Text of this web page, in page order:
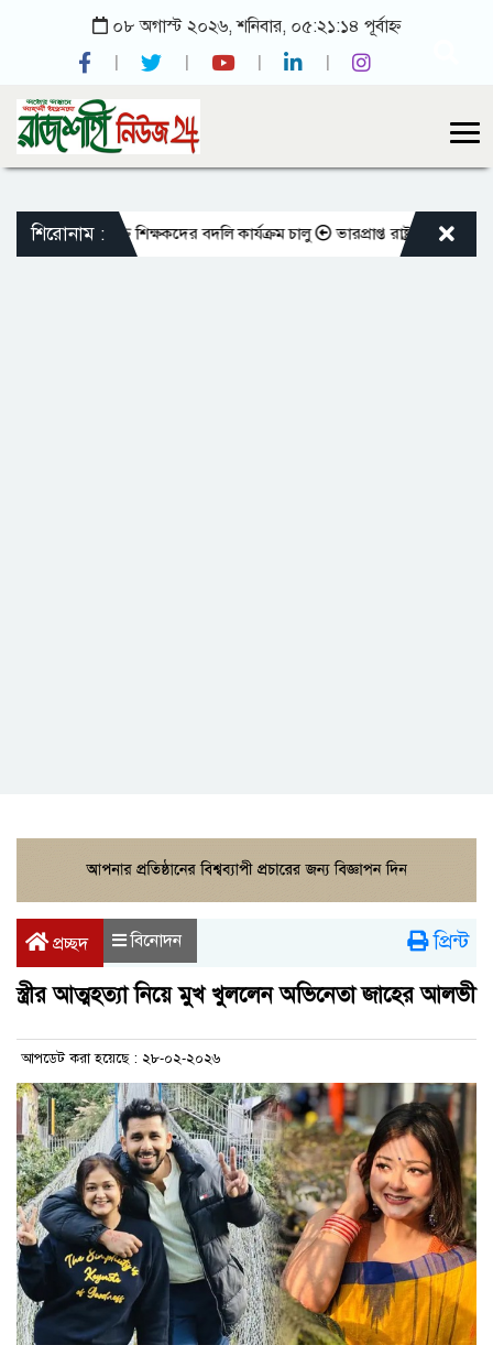
০৮ অগাস্ট ২০২৬, শনিবার, ০৫:২১:১৪ পূর্বাহ্ন
শিরোনাম :
এমপিওভুক্ত শিক্ষকদের বদলি কার্যক্রম চালু ভারপ্রাপ্ত রাষ্ট্রপতিকে শুভেচ্ছা
প্রচ্ছদ বিনোদন প্রিন্ট
স্ত্রীর আত্মহত্যা নিয়ে মুখ খুললেন অভিনেতা জাহের আলভী
আপডেট করা হয়েছে : ২৮-০২-২০২৬